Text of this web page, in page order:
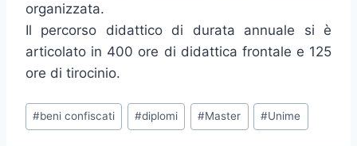
organizzata.
Il percorso didattico di durata annuale si è
articolato in 400 ore di didattica frontale e 125
ore di tirocinio.
Tag
articolo:
#beni confiscati #diplomi #Master #Unime